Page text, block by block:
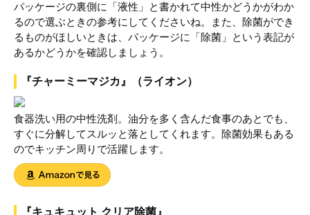
パッケージの裏側に「液性」と書かれて中性かどうかがわか
るので選ぶときの参考にしてくださいね。また、除菌ができ
るものがほしいときは、パッケージに「除菌」という表記が
あるかどうかを確認しましょう。
『チャーミーマジカ』（ライオン）
食器洗い用の中性洗剤。油分を多く含んだ食事のあとでも、
すぐに分解してスルッと落としてくれます。除菌効果もある
のでキッチン周りで活躍します。
『キュキュット クリア除菌』